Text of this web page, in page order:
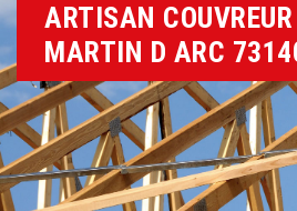
ARTISAN
MARTIN D ARC